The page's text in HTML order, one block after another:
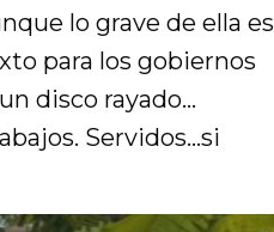
lo grave de ella es
para los gobiernos
disco rayado…
Servidos…si